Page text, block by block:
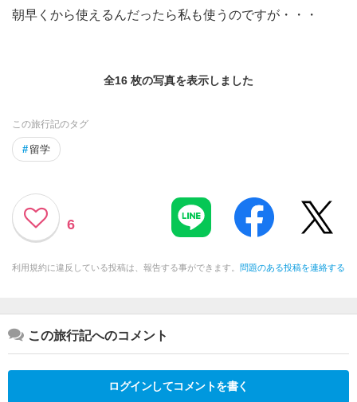
朝早くから使えるんだったら私も使うのですが・・・
全16 枚の写真を表示しました
この旅行記のタグ
# 留学
6
利用規約に違反している投稿は、報告する事ができます。 問題のある投稿を連絡する
この旅行記へのコメント
ログインしてコメントを書く